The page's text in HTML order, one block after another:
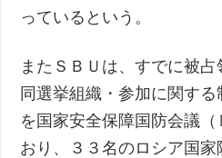
っているという。
またＳＢＵは、すでに被
同選挙組織・参加に関す
を国家安全保障国防会議
おり、３３名のロシア国家